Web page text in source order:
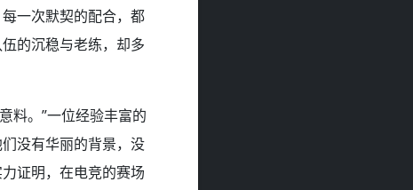
一次默契的配合，都
的沉稳与老练，却多
料。”一位经验丰富的
没有华丽的背景，没
证明，在电竞的赛场